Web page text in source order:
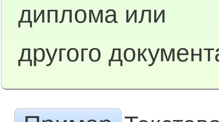
диплома или
другого